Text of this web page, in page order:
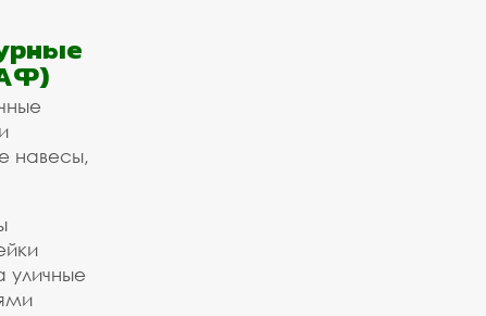
навесы,
уличные